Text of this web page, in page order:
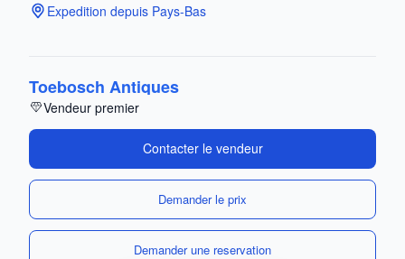
Expedition depuis Pays-Bas
Toebosch Antiques
Vendeur premier
Contacter le vendeur
Demander le prix
Demander une reservation